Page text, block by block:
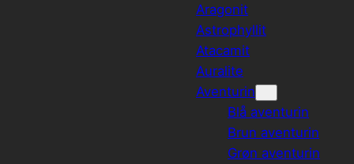
Aragonit
Astrophyllit
Atacamit
Auralite
Aventurin
Blå aventurin
Brun aventurin
Grøn aventurin